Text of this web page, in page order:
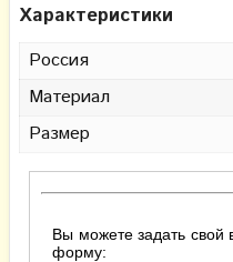
Характеристики
Россия
Материал
Размер
Вы можете задать
форму: